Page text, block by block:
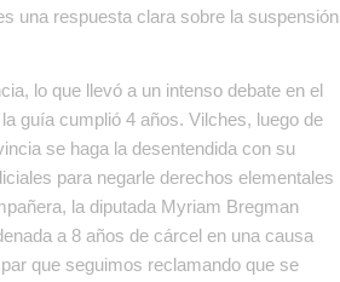
una respuesta clara sobre la suspensión
lo que llevó a un intenso debate en el
guía cumplió 4 años. Vilches, luego de
se haga la desentendida con su
para negarle derechos elementales
la diputada Myriam Bregman
a 8 años de cárcel en una causa
que seguimos reclamando que se